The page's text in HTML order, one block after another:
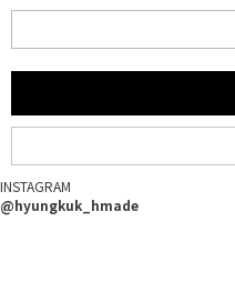
INSTAGRAM
@hyungkuk_hmade